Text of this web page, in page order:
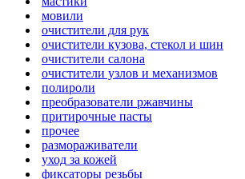
мовили
очистители для рук
очистители кузова, стекол и шин
очистители салона
очистители узлов и механизмов
полироли
преобразователи ржавчины
притирочные пасты
прочее
размораживатели
уход за кожей
фиксаторы резьбы